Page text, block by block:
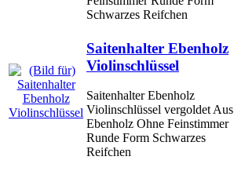
Schwarzes Reifchen
Saitenhalter Ebenholz
Violinschlüssel
Saitenhalter Ebenholz
Violinschlüssel vergoldet Aus
Ebenholz Ohne Feinstimmer
Runde Form Schwarzes
Reifchen